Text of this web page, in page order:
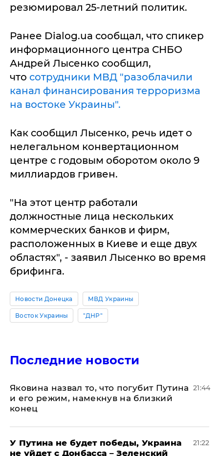
резюмировал 25-летний политик.
Ранее Dialog.ua сообщал, что спикер
информационного центра СНБО
Андрей Лысенко сообщил,
что сотрудники МВД "разоблачили
канал финансирования терроризма
на востоке Украины".
Как сообщил Лысенко, речь идет о
нелегальном конвертационном
центре с годовым оборотом около 9
миллиардов гривен.
"На этот центр работали
должностные лица нескольких
коммерческих банков и фирм,
расположенных в Киеве и еще двух
областях", - заявил Лысенко во время
брифинга.
Новости Донецка МВД Украины
Восток Украины "ДНР"
Последние новости
Яковина назвал то, что погубит Путина
и его режим, намекнув на близкий
конец
21:44
У Путина не будет победы, Украина
не уйдет с Донбасса – Зеленский
21:22